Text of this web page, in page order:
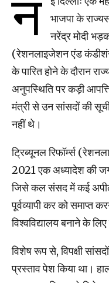
न
भाजपा के
नरेंद्र मोदी
(रेशनलाइजेशन एंड
के पारित होने के दौरान
अनुपस्थिति पर कड़ी
मंत्री से उन सांसदों की
नहीं थे।
ट्रिब्यूनल रिफॉर्म्स
2021 एक अध्यादेश की
जिसे कल संसद में कई
पूर्वव्यापी कर को समाप्त
विश्वविद्यालय बनाने के लिए
विशेष रूप से, विपक्षी
प्रस्ताव पेश किया था।